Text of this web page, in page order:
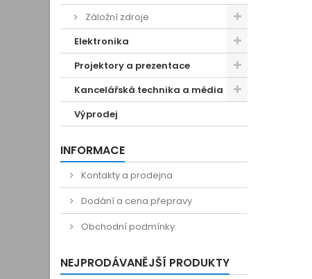
Záložní zdroje
Elektronika
Projektory a prezentace
Kancelářská technika a média
Výprodej
INFORMACE
Kontakty a prodejna
Dodání a cena přepravy
Obchodní podmínky
NEJPRODÁVANĚJŠÍ PRODUKTY